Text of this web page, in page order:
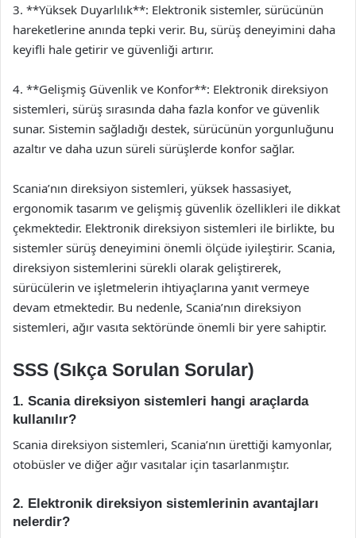
3. **Yüksek Duyarlılık**: Elektronik sistemler, sürücünün
hareketlerine anında tepki verir. Bu, sürüş deneyimini daha
keyifli hale getirir ve güvenliği artırır.
4. **Gelişmiş Güvenlik ve Konfor**: Elektronik direksiyon
sistemleri, sürüş sırasında daha fazla konfor ve güvenlik
sunar. Sistemin sağladığı destek, sürücünün yorgunluğunu
azaltır ve daha uzun süreli sürüşlerde konfor sağlar.
Scania’nın direksiyon sistemleri, yüksek hassasiyet,
ergonomik tasarım ve gelişmiş güvenlik özellikleri ile dikkat
çekmektedir. Elektronik direksiyon sistemleri ile birlikte, bu
sistemler sürüş deneyimini önemli ölçüde iyileştirir. Scania,
direksiyon sistemlerini sürekli olarak geliştirerek,
sürücülerin ve işletmelerin ihtiyaçlarına yanıt vermeye
devam etmektedir. Bu nedenle, Scania’nın direksiyon
sistemleri, ağır vasıta sektöründe önemli bir yere sahiptir.
SSS (Sıkça Sorulan Sorular)
1. Scania direksiyon sistemleri hangi araçlarda
kullanılır?
Scania direksiyon sistemleri, Scania’nın ürettiği kamyonlar,
otobüsler ve diğer ağır vasıtalar için tasarlanmıştır.
2. Elektronik direksiyon sistemlerinin avantajları
nelerdir?